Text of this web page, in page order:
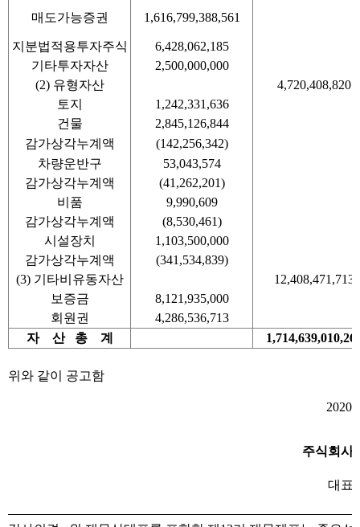
매도가능증권 1,616,799,388,561
지분법적용투자주식
6,428,062,185
기타투자자산
2,500,000,000
(2) 유형자산
4,720,408,820
토지
1,242,331,636
건물
2,845,126,844
감가상각누계액
(142,256,342)
차량운반구
53,043,574
감가상각누계액
(41,262,201)
비품
9,990,609
감가상각누계액
(8,530,461)
시설장치
1,103,500,000
감가상각누계액
(341,534,839)
(3) 기타비유동자산
12,408,471,713
보증금
8,121,935,000
회원권
4,286,536,713
자
산 총 계
위와 같이 공고함
2020
주식회사
대표